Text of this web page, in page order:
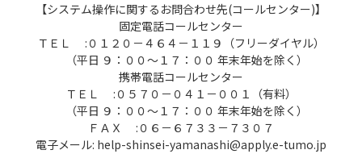
【システム操作に関するお問合わせ先(コールセンター)】
固定電話コールセンター
ＴＥＬ :０１２０－４６４－１１９（フリーダイヤル）
（平日 ９：００～１７：００ 年末年始を除く）
携帯電話コールセンター
ＴＥＬ :０５７０－０４１－００１（有料）
（平日 ９：００～１７：００ 年末年始を除く）
ＦＡＸ :０６－６７３３－７３０７
電子メール: help-shinsei-yamanashi@apply.e-tumo.jp